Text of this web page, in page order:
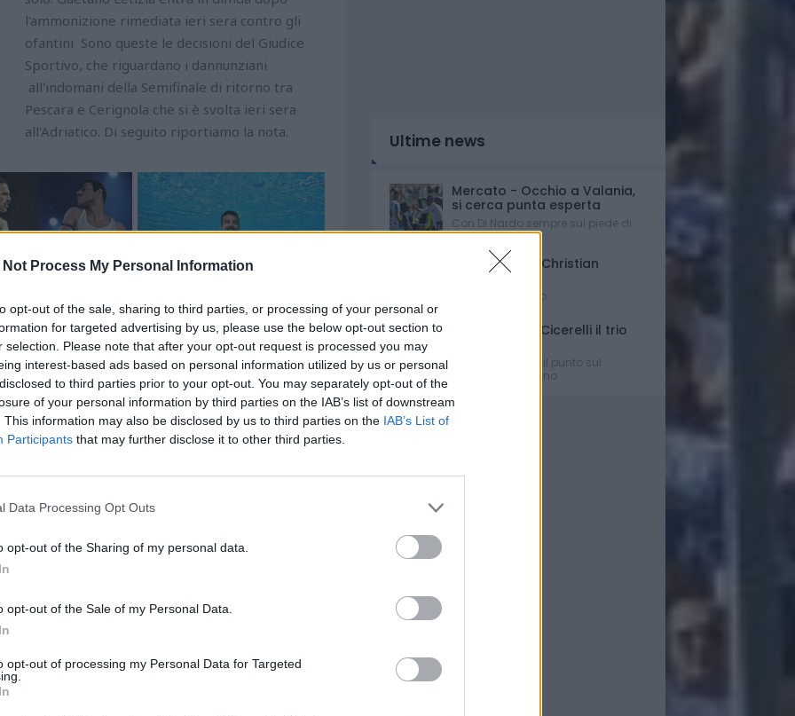
Not Process My Personal Information
opt-out of the sale, sharing to third parties, or processing of your personal or
for targeted advertising by us, please use the below opt-out section to
selection. Please note that after your opt-out request is processed you may
interest-based ads based on personal information utilized by us or personal
to third parties prior to your opt-out. You may separately opt-out of the
of your personal information by third parties on the IAB’s list of downstream
This information may also be disclosed by us to third parties on the IAB’s List of
Participants that may further disclose it to other third parties.
Data Processing Opt Outs
opt-out of the Sharing of my personal data.
opt-out of the Sale of my Personal Data.
opt-out of processing my Personal Data for Targeted
l'ammonizione rimediata ieri sera contro gli
ofantini Sono queste le decisioni del Giudice
Sportivo, che riguardano i dannunziani
all'indomani della Semifinale di ritorno tra
Pescara e Cerignola che si è svolta ieri sera
all'Adriatico. Di seguito riportiamo la nota.
contrari alle norme in materia di ordine e di
suoi sostenitori, posizionati nel Settore Curva
pubblica, consistiti nell’aver lanciato: 1. prima
tempo, al 48° minuto del secondo tempo e
petardi ad alta intensità nel recinto di gioco,
tempo, due fumogeni sul recinto di gioco,
misura della sanzione in applicazione degli
le modalità complessive dei fatti rilevato che
le misure previste e poste in essere in
ex art. 29 C.G.S. (r. proc. fed., r. c.c.).
OGNI ATTIVITA' IN SENO ALLA F.I.G.C., A
LA SOCIETA' NELL'AMBITO FEDERALE
Ultime news
Mercato - Occhio a Valania,
si cerca punta esperta
Con Di Nardo sempre sul piede di
partenza...
Triennale per Christian
D'Errico
Contratto firmato
Russo-Parigi-Cicerelli il trio
Ipotesi e rumors: il punto sul
mercato del Delfino